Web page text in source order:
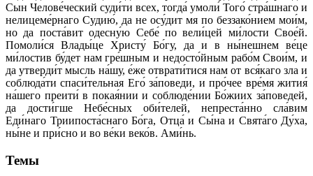
Сын Челове́ческий суди́ти всех, тогда́ умоли́ Того́ стра́шнаго и
нелицеме́рнаго Судию́, да не осу́дит мя по беззако́нием мои́м,
но да поста́вит одесну́ю Себе́ по вели́цей ми́лости Свое́й.
Помоли́ся Влады́це Христу́ Бо́гу, да и в ны́нешнем ве́це
ми́лостив бу́дет нам гре́шным и недосто́йным рабо́м Свои́м, и
да утверди́т мысль на́шу, е́же отврати́тися нам от вся́каго зла и
соблюда́ти спаси́тельная Его́ за́поведи, и про́чее вре́мя жития́
на́шего преити́ в покая́нии и соблюде́нии Бо́жиих за́поведей,
да дости́гше Небе́сных оби́телей, непреста́нно сла́вим
Еди́наго Триипоста́снаго Бо́га, Отца́ и Сы́на и Свята́го Ду́ха,
ны́не и при́сно и во ве́ки веко́в. Ами́нь.
Темы